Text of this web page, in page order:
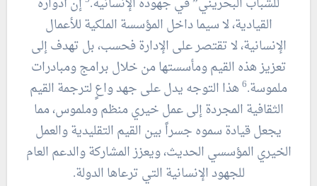
القيادية، لا سيما داخل المؤسسة الملكية للأعمال
الإنسانية، لا تقتصر على الإدارة فحسب، بل تهدف إلى
تعزيز هذه القيم ومأسستها من خلال برامج ومبادرات
ملموسة.6 هذا التوجه يدل على جهد واعٍ لترجمة القيم
الثقافية المجردة إلى عمل خيري منظم وملموس، مما
يجعل قيادة سموه جسراً بين القيم التقليدية والعمل
الخيري المؤسسي الحديث، ويعزز المشاركة والدعم العام
للجهود الإنسانية التي ترعاها الدولة.